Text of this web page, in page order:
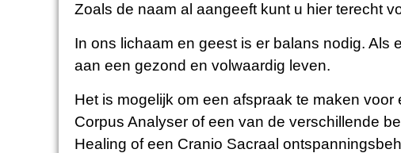
Zoals de naam al aangeeft kunt u hier terecht
In ons lichaam en geest is er balans nodig. Als
aan een gezond en volwaardig leven.
Het is mogelijk om een afspraak te maken
Corpus Analyser of een van de verschillende
Healing of een Cranio Sacraal